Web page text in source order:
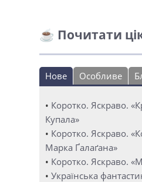
☕ Почитати
Нове Особливе
• Коротко. Яскраво.
Купала»
• Коротко. Яскраво.
Марка Ґалаґана»
• Коротко. Яскраво.
• Українська